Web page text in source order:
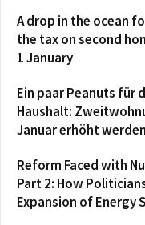
A drop in the ocean
the tax on second
1 January
Ein paar Peanuts für
Haushalt:
Januar erhöht werden
Reform Faced with
Part 2: How
Expansion of Energy